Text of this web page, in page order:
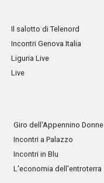
Il salotto di Telenord
Incontri Genova Italia
Liguria Live
Live
Giro dell'Appennino Donne
Incontri a Palazzo
Incontri in Blu
L'economia dell'entroterra